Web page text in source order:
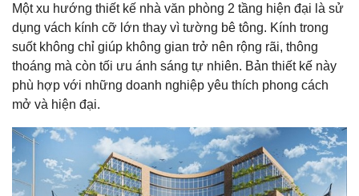
Một xu hướng thiết kế nhà văn phòng 2 tầng hiện đại là sử
dụng vách kính cỡ lớn thay vì tường bê tông. Kính trong
suốt không chỉ giúp không gian trở nên rộng rãi, thông
thoáng mà còn tối ưu ánh sáng tự nhiên. Bản thiết kế này
phù hợp với những doanh nghiệp yêu thích phong cách
mở và hiện đại.